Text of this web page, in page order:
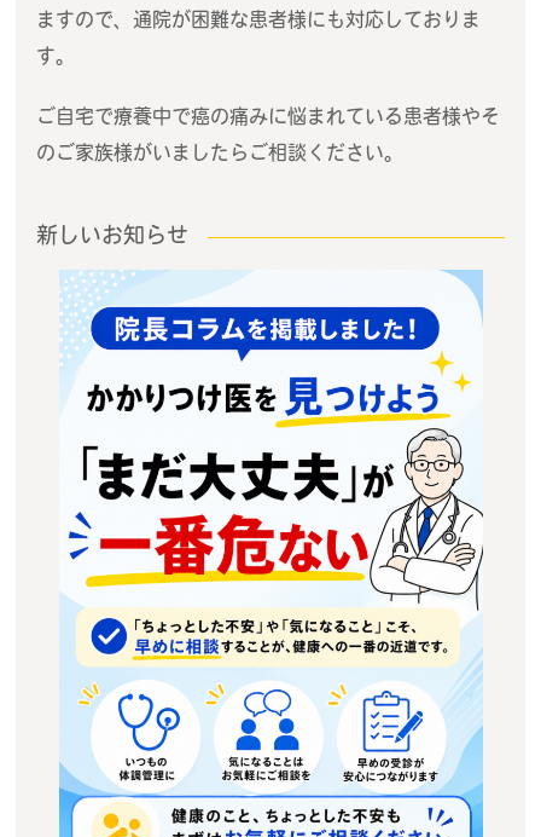
ますので、通院が困難な患者様にも対応しておりま
す。
ご自宅で療養中で癌の痛みに悩まれている患者様やそ
のご家族様がいましたらご相談ください。
新しいお知らせ